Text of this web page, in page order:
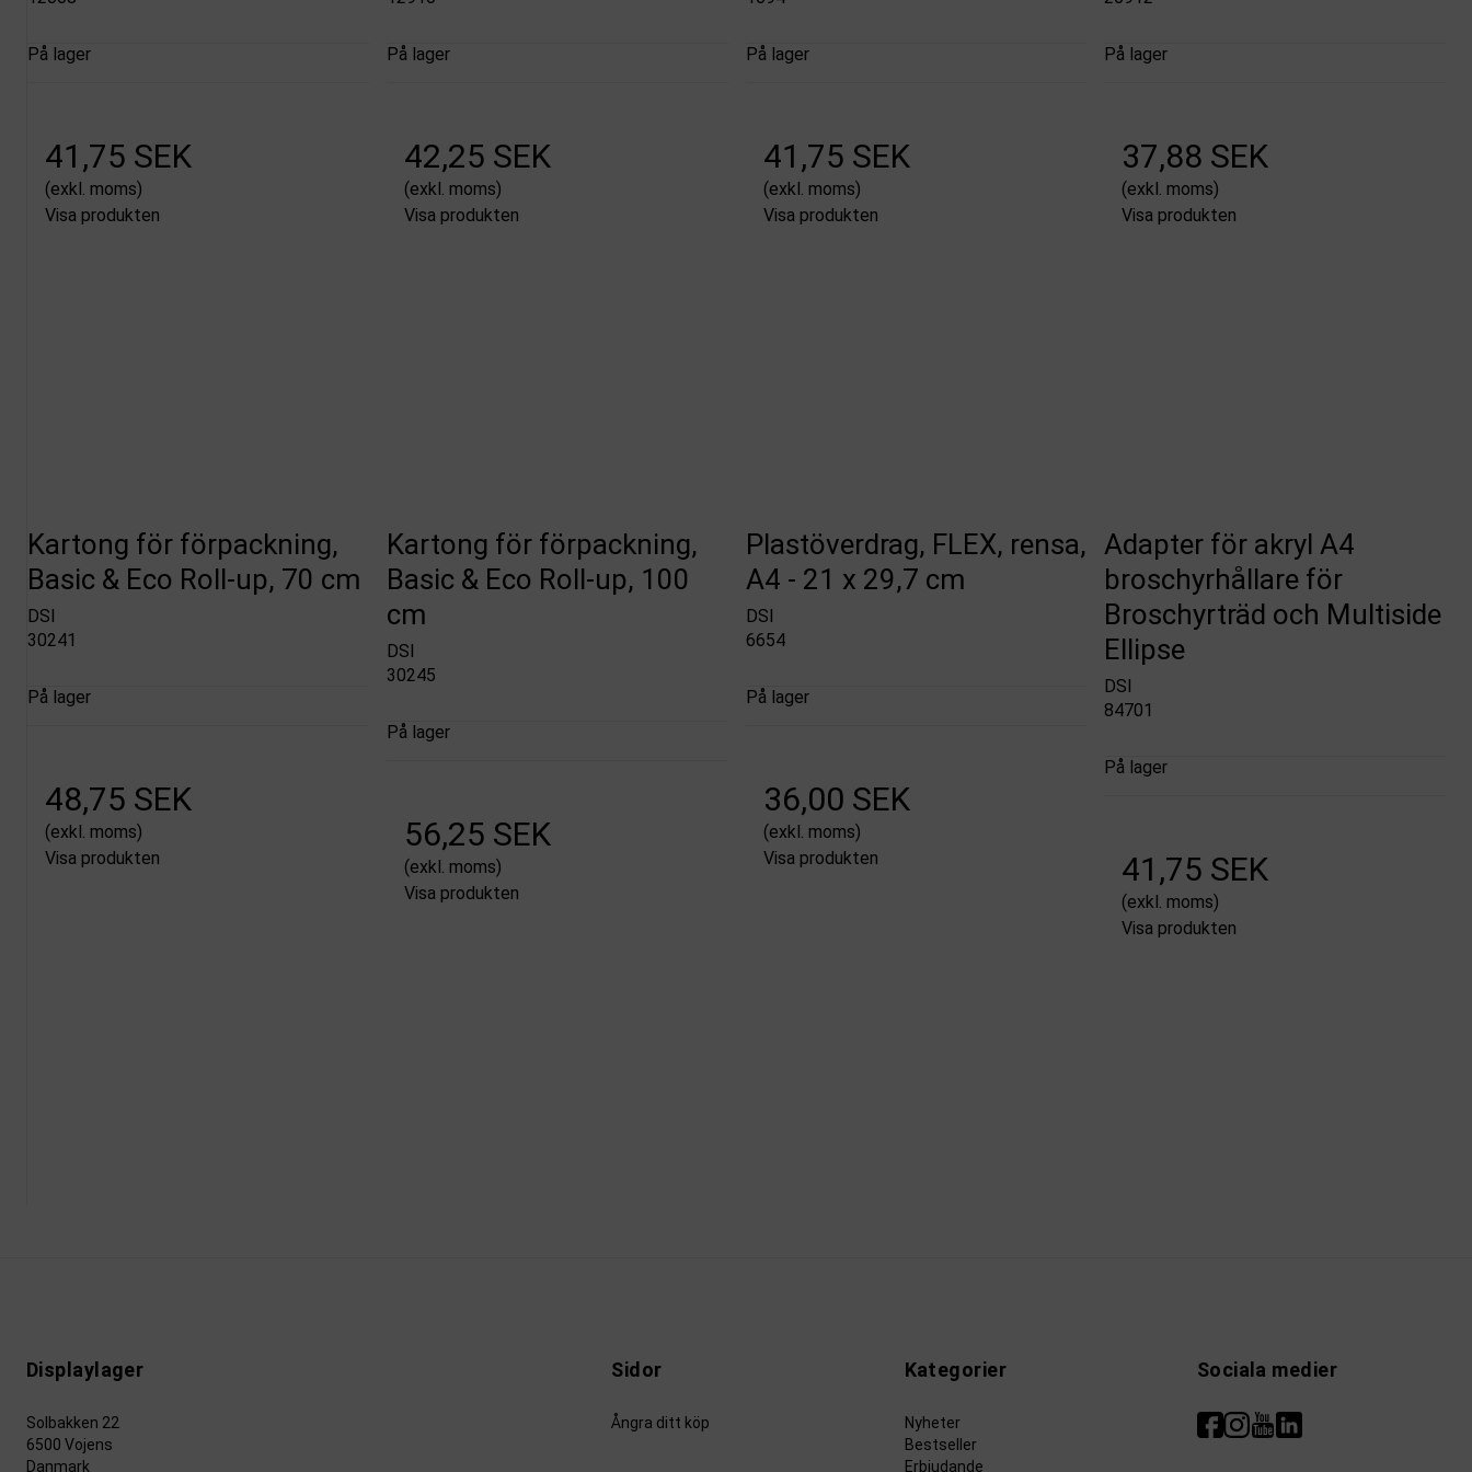
På lager
41,75 SEK
(exkl. moms)
Visa produkten
På lager
42,25 SEK
(exkl. moms)
Visa produkten
På lager
41,75 SEK
(exkl. moms)
Visa produkten
På lager
37,88 SEK
(exkl. moms)
Visa produkten
Kartong för förpackning,
Basic & Eco Roll-up, 70 cm
DSI
30241
På lager
48,75 SEK
(exkl. moms)
Visa produkten
Kartong för förpackning,
Basic & Eco Roll-up, 100
cm
DSI
30245
På lager
56,25 SEK
(exkl. moms)
Visa produkten
Plastöverdrag, FLEX, rensa,
A4 - 21 x 29,7 cm
DSI
6654
På lager
36,00 SEK
(exkl. moms)
Visa produkten
Adapter för akryl A4
broschyrhållare för
Broschyrträd och Multiside
Ellipse
DSI
84701
På lager
41,75 SEK
(exkl. moms)
Visa produkten
Displaylager
Solbakken 22
6500 Vojens
Danmark
Sidor
Ångra ditt köp
Kategorier
Nyheter
Bestseller
Erbjudande
Sociala medier